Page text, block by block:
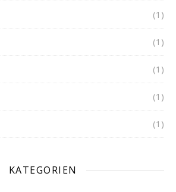
(1)
(1)
(1)
(1)
(1)
KATEGORIEN